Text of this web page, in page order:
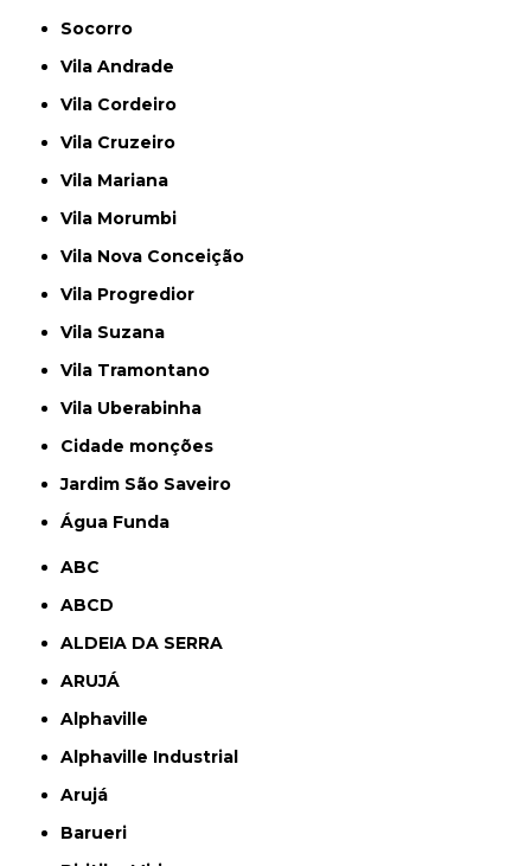
Socorro
Vila Andrade
Vila Cordeiro
Vila Cruzeiro
Vila Mariana
Vila Morumbi
Vila Nova Conceição
Vila Progredior
Vila Suzana
Vila Tramontano
Vila Uberabinha
cidade monções
jardim São Saveiro
Água Funda
ABC
ABCD
ALDEIA DA SERRA
ARUJÁ
Alphaville
Alphaville Industrial
Arujá
Barueri